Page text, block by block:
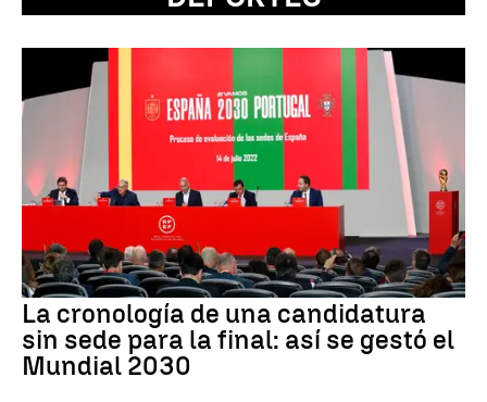
La cronología de una candidatura
sin sede para la final: así se gestó el
Mundial 2030